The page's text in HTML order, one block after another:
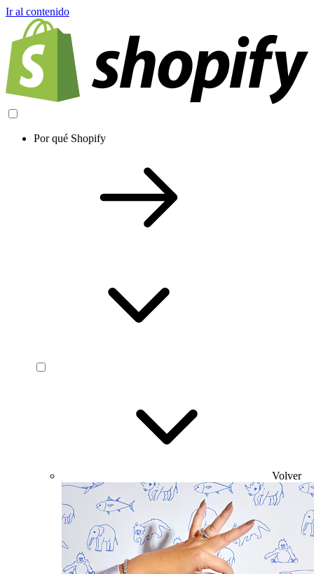
Ir al contenido
Por qué Shopify
Volver